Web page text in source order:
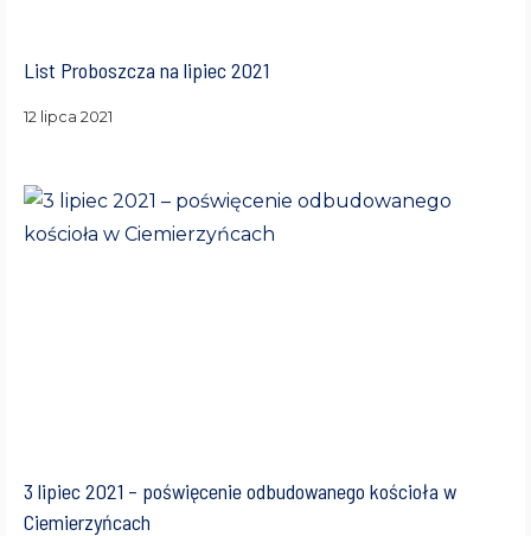
List Proboszcza na lipiec 2021
12 lipca 2021
3 lipiec 2021 – poświęcenie odbudowanego kościoła w
Ciemierzyńcach